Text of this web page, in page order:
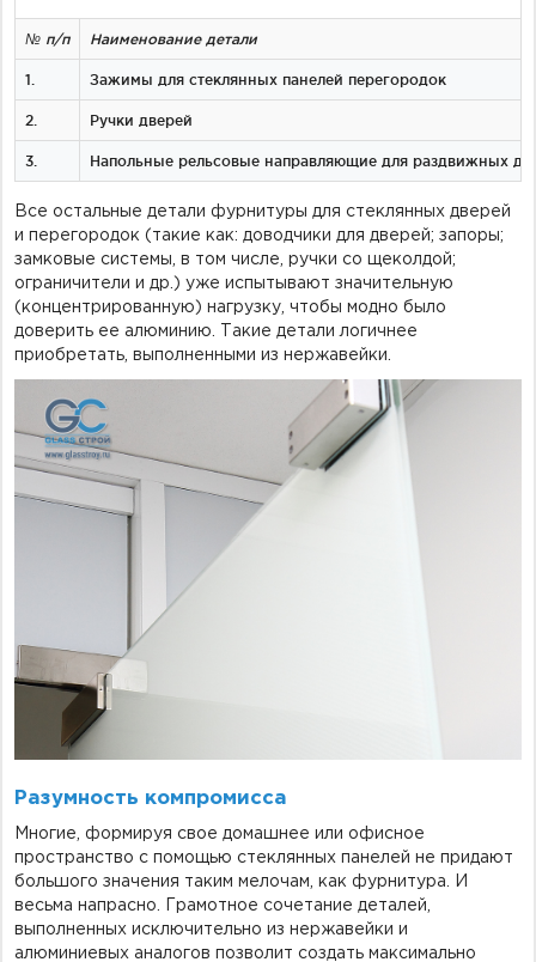
№ п/п Наименование детали
1. Зажимы для стеклянных панелей перегородок
2. Ручки дверей
3. Напольные рельсовые направляющие для раздвижных
Все остальные детали фурнитуры для стеклянных дверей
и перегородок (такие как: доводчики для дверей; запоры;
замковые системы, в том числе, ручки со щеколдой;
ограничители и др.) уже испытывают значительную
(концентрированную) нагрузку, чтобы модно было
доверить ее алюминию. Такие детали логичнее
приобретать, выполненными из нержавейки.
Разумность компромисса
Многие, формируя свое домашнее или офисное
пространство с помощью стеклянных панелей не придают
большого значения таким мелочам, как фурнитура. И
весьма напрасно. Грамотное сочетание деталей,
выполненных исключительно из нержавейки и
алюминиевых аналогов позволит создать максимально